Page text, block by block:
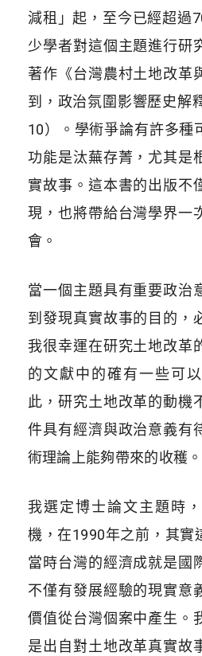
減租」起，至今已經超過
少學者對這個主題進行研
著作《台灣農村土地改革
到，政治氛圍影響歷史解
10）。學術爭論有許多種
功能是汰蕪存菁，尤其是
實故事。這本書的出版不
現，也將帶給台灣學界一
會。
當一個主題具有重要政治
到發現真實故事的目的，
我很幸運在研究土地改革
的文獻中的確有一些可
此，研究土地改革的動機
件具有經濟與政治意義有
術理論上能夠帶來的收穫。
我選定博士論文主題時
機，在1990年之前，其實
當時台灣的經濟成就是國
不僅有發展經驗的現實意
價值從台灣個案中產生。
是出自對土地改革真實故